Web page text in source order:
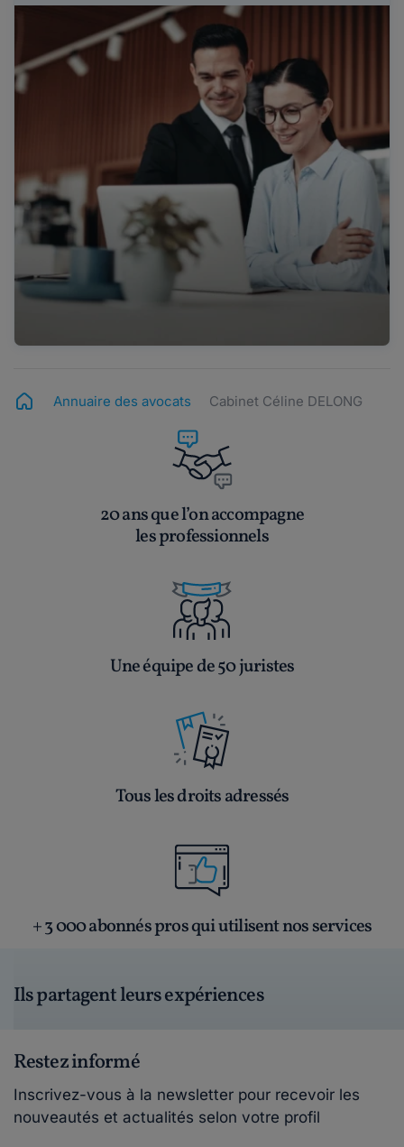
Annuaire des avocats Cabinet Céline DELONG
20 ans que l’on accompagne
les professionnels
Une équipe de 50 juristes
Tous les droits adressés
+ 3 000 abonnés pros qui utilisent nos services
Ils partagent leurs expériences
Restez informé
Inscrivez-vous à la newsletter pour recevoir les
nouveautés et actualités selon votre profil